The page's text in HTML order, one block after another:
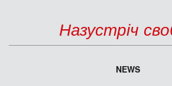
Назустріч
NEWS